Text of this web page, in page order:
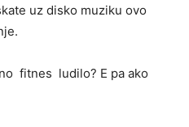
uz disko muziku ovo
fitnes ludilo? E pa ako